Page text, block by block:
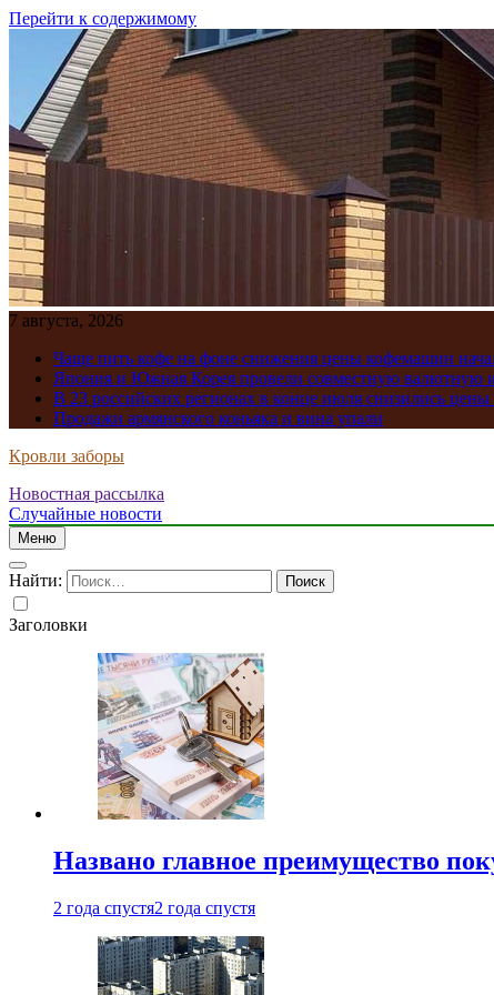
Перейти к содержимому
7 августа, 2026
Чаще пить кофе на фоне снижения цены кофемашин
Япония и Южная Корея провели совместную валютную
В 23 российских регионах в конце июля снизились цены
Продажи армянского коньяка и вина упали
Кровли заборы
Новостная рассылка
Случайные новости
Меню
Найти:
Заголовки
Названо главное преимущество
2 года спустя2 года спустя